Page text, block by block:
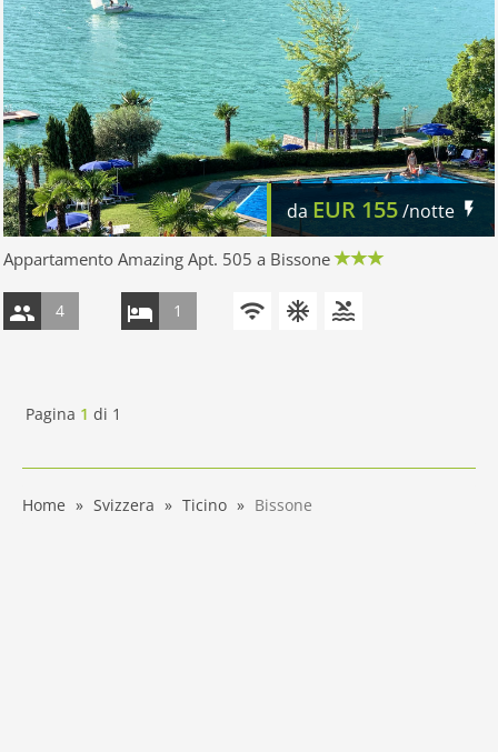
daEUR 155/notte
Appartamento Amazing Apt. 505 a Bissone
4 1
Pagina 1 di 1
Home Svizzera Ticino Bissone